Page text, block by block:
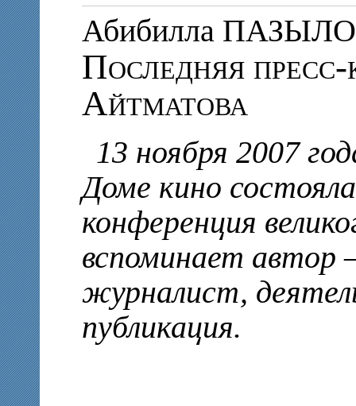
Абибилла
Последняя
Айтматова
13 ноября 2007
Доме кино
конференция
вспоминает автор
журналист,
публикация.